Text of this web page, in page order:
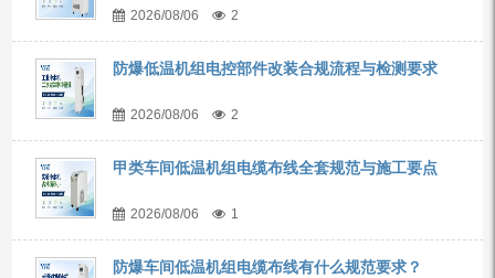
2026/08/06 2
防爆低温机组电控部件改装合规流程与检测要求
2026/08/06 2
甲类车间低温机组电缆布线全套规范与施工要点
2026/08/06 1
防爆车间低温机组电缆布线有什么规范要求？